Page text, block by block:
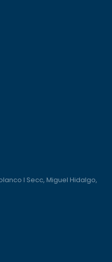
I Secc, Miguel Hidalgo,